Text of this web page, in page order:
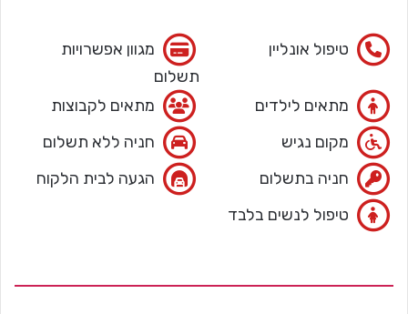
טיפול אונליין
מגוון אפשרויות
תשלום
מתאים לילדים
מתאים לקבוצות
מקום נגיש
חניה ללא תשלום
חניה בתשלום
הגעה לבית הלקוח
טיפול לנשים בלבד